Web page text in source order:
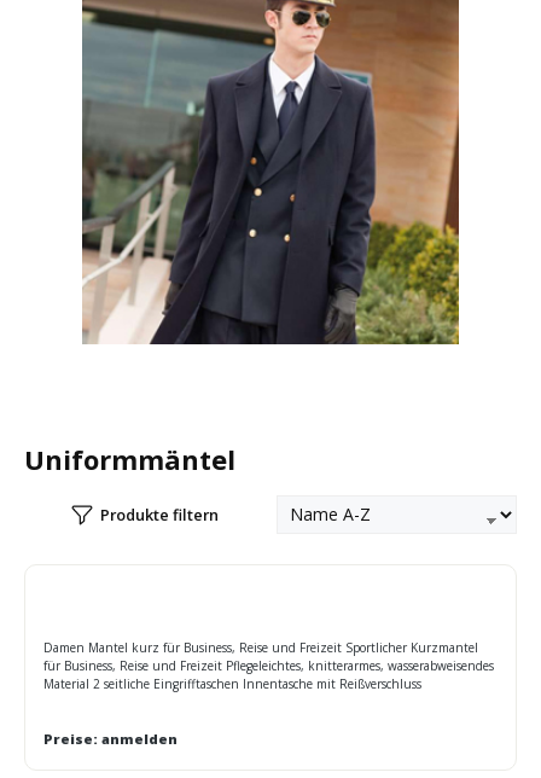
Uniformmäntel
Produkte filtern
Damen Mantel kurz für Business, Reise und Freizeit Sportlicher Kurzmantel
für Business, Reise und Freizeit Pflegeleichtes, knitterarmes, wasserabweisendes
Material 2 seitliche Eingrifftaschen Innentasche mit Reißverschluss
Preise: anmelden